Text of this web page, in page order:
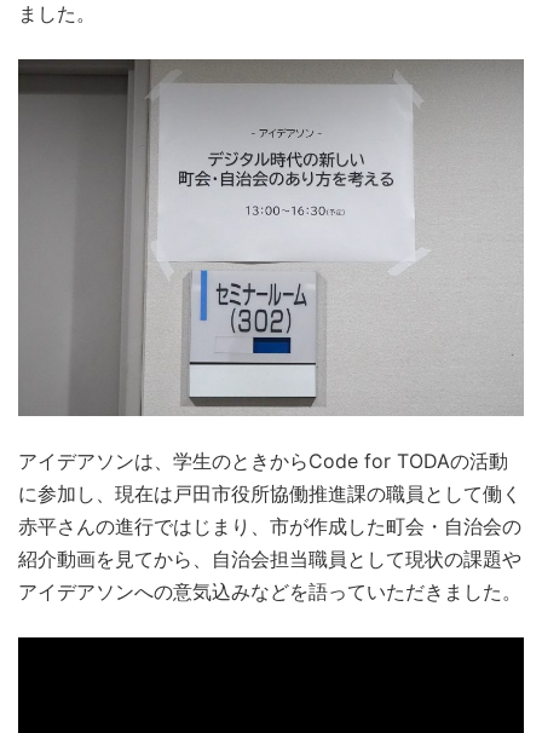
ました。
アイデアソンは、学生のときからCode for TODAの活動
に参加し、現在は戸田市役所協働推進課の職員として働く
赤平さんの進行ではじまり、市が作成した町会・自治会の
紹介動画を見てから、自治会担当職員として現状の課題や
アイデアソンへの意気込みなどを語っていただきました。